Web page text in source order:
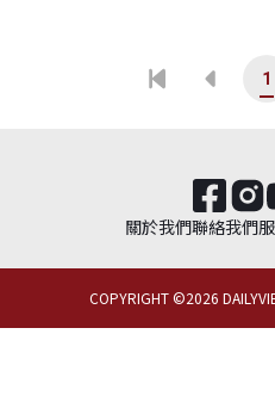
1
關於我們聯絡我們
COPYRIGHT ©2026